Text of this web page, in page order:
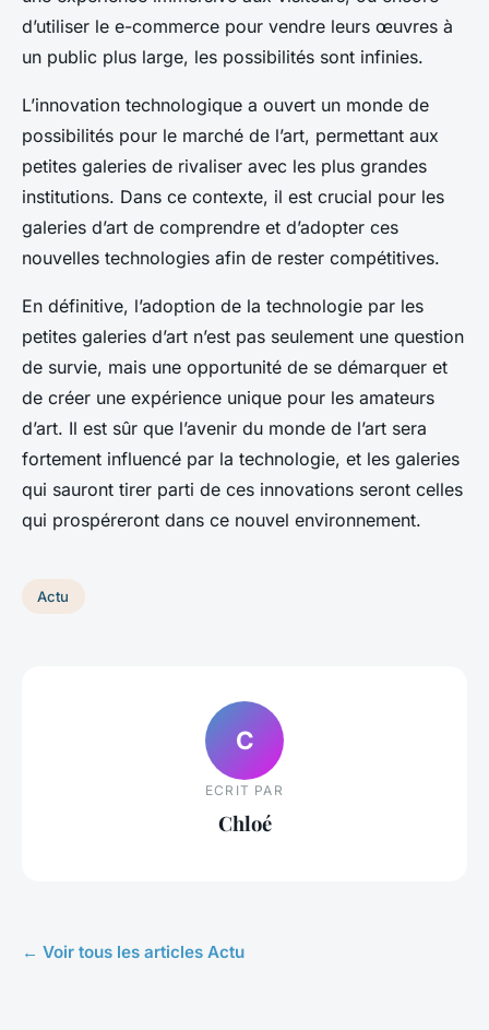
d’utiliser le e-commerce pour vendre leurs œuvres à
un public plus large, les possibilités sont infinies.
L’innovation technologique a ouvert un monde de
possibilités pour le marché de l’art, permettant aux
petites galeries de rivaliser avec les plus grandes
institutions. Dans ce contexte, il est crucial pour les
galeries d’art de comprendre et d’adopter ces
nouvelles technologies afin de rester compétitives.
En définitive, l’adoption de la technologie par les
petites galeries d’art n’est pas seulement une question
de survie, mais une opportunité de se démarquer et
de créer une expérience unique pour les amateurs
d’art. Il est sûr que l’avenir du monde de l’art sera
fortement influencé par la technologie, et les galeries
qui sauront tirer parti de ces innovations seront celles
qui prospéreront dans ce nouvel environnement.
Actu
C
ECRIT PAR
Chloé
← Voir tous les articles Actu